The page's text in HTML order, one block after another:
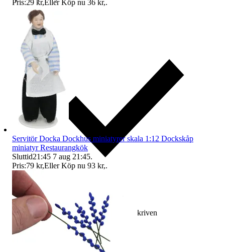
Ersättning om varan inte är som beskriven
Pris:29 kr, Eller Köp nu 36 kr,.
Servitör Docka Dockhus miniatyrer skala 1:12 Dockskåp
miniatyr Restaurangkök
Sluttid21:45 7 aug 21:45.
Pris:79 kr,Eller Köp nu 93 kr,.